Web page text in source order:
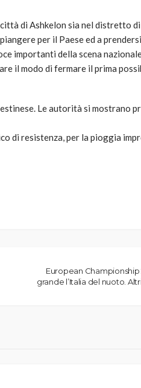
di Ashkelon sia nel distretto
per il Paese ed a
importanti della scena
il modo di fermare il prima
Le autorità si mostrano
di resistenza, per la pioggia
European Championship
grande l’Italia del nuoto.